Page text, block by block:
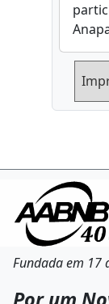
Fundada em 17